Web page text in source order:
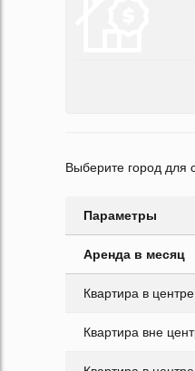
Выберите город для
Параметры
Аренда в месяц
Квартира в
Квартира вне